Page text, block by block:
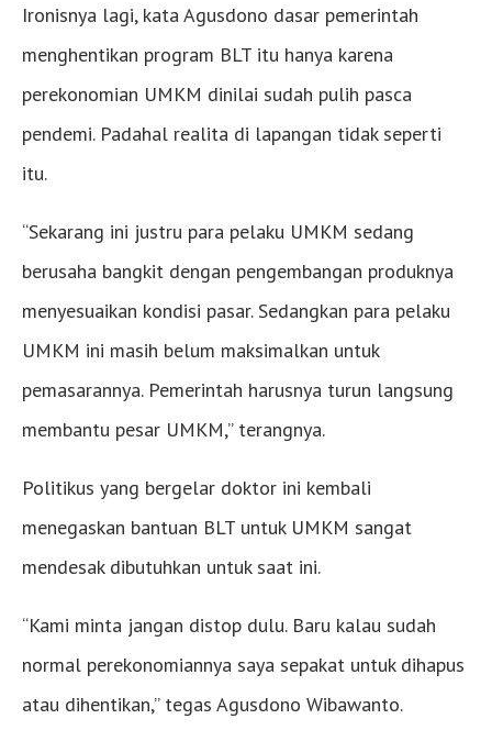
Ironisnya lagi, kata Agusdono dasar pemerintah
menghentikan program BLT itu hanya karena
perekonomian UMKM dinilai sudah pulih pasca
pendemi. Padahal realita di lapangan tidak seperti
itu.
“Sekarang ini justru para pelaku UMKM sedang
berusaha bangkit dengan pengembangan produknya
menyesuaikan kondisi pasar. Sedangkan para pelaku
UMKM ini masih belum maksimalkan untuk
pemasarannya. Pemerintah harusnya turun langsung
membantu pesar UMKM,” terangnya.
Politikus yang bergelar doktor ini kembali
menegaskan bantuan BLT untuk UMKM sangat
mendesak dibutuhkan untuk saat ini.
“Kami minta jangan distop dulu. Baru kalau sudah
normal perekonomiannya saya sepakat untuk dihapus
atau dihentikan,” tegas Agusdono Wibawanto.